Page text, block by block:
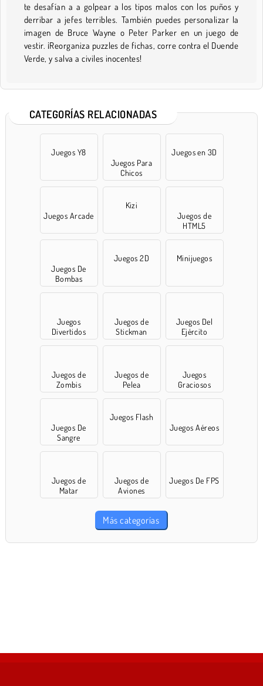
te desafían a a golpear a los tipos malos con los puños y
derribar a jefes terribles. También puedes personalizar la
imagen de Bruce Wayne o Peter Parker en un juego de
vestir. ¡Reorganiza puzzles de fichas, corre contra el Duende
Verde, y salva a civiles inocentes!
CATEGORÍAS RELACIONADAS
Juegos Y8
Juegos Para
Chicos
Juegos en 3D
Juegos Arcade
Kizi
Juegos de
HTML5
Juegos De
Bombas
Juegos 2D Minijuegos
Juegos
Divertidos
Juegos de
Stickman
Juegos Del
Ejército
Juegos de
Zombis
Juegos de
Pelea
Juegos
Graciosos
Juegos De
Sangre
Juegos Flash
Juegos Aéreos
Juegos de
Matar
Juegos de
Aviones
Juegos De FPS
Más categorías